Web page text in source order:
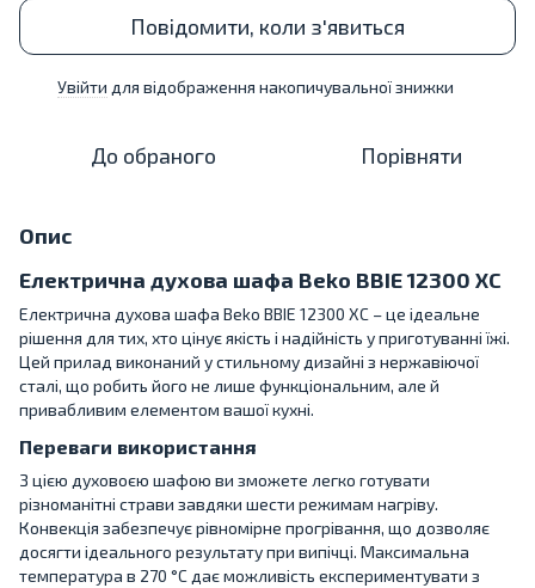
Повідомити, коли з'явиться
Увійти для відображення накопичувальної знижки
До обраного Порівняти
Опис
Електрична духова шафа Beko BBIE 12300 XC
Електрична духова шафа Beko BBIE 12300 XC – це ідеальне
рішення для тих, хто цінує якість і надійність у приготуванні їжі.
Цей прилад виконаний у стильному дизайні з нержавіючої
сталі, що робить його не лише функціональним, але й
привабливим елементом вашої кухні.
Переваги використання
З цією духовоєю шафою ви зможете легко готувати
різноманітні страви завдяки шести режимам нагріву.
Конвекція забезпечує рівномірне прогрівання, що дозволяє
досягти ідеального результату при випічці. Максимальна
температура в 270 °C дає можливість експериментувати з